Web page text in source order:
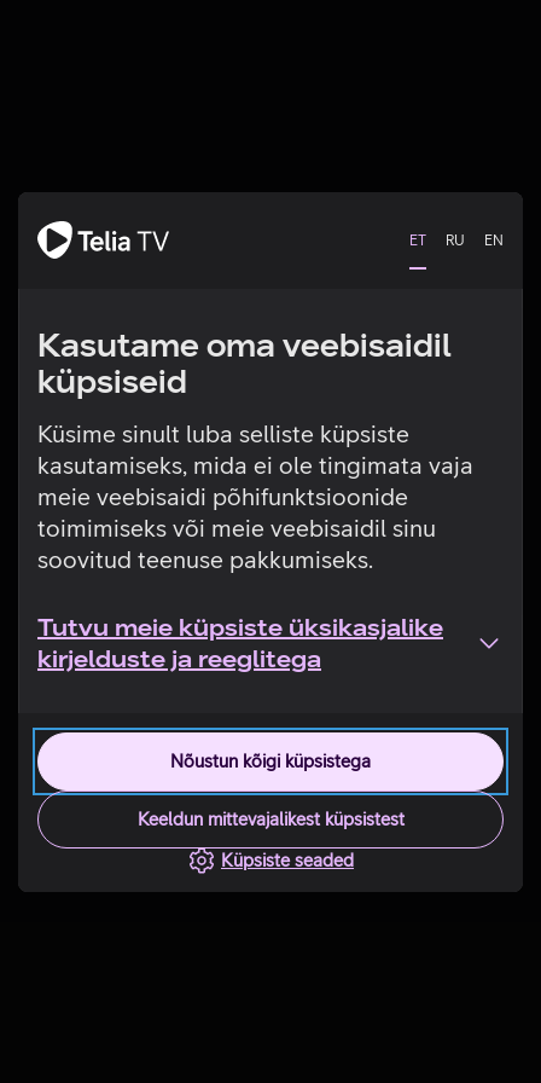
ET RU EN
Kasutame oma veebisaidil
küpsiseid
Küsime sinult luba selliste küpsiste
kasutamiseks, mida ei ole tingimata vaja
meie veebisaidi põhifunktsioonide
toimimiseks või meie veebisaidil sinu
soovitud teenuse pakkumiseks.
Tutvu meie küpsiste üksikasjalike
kirjelduste ja reeglitega
Nõustun kõigi küpsistega
Keeldun mittevajalikest küpsistest
Küpsiste seaded
Tehniline viga